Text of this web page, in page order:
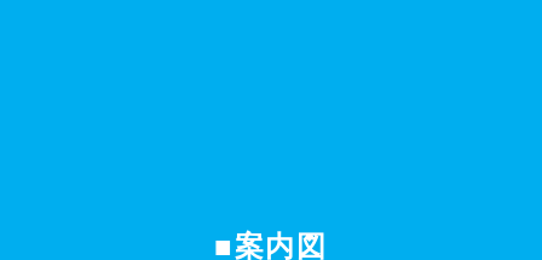
■案内図